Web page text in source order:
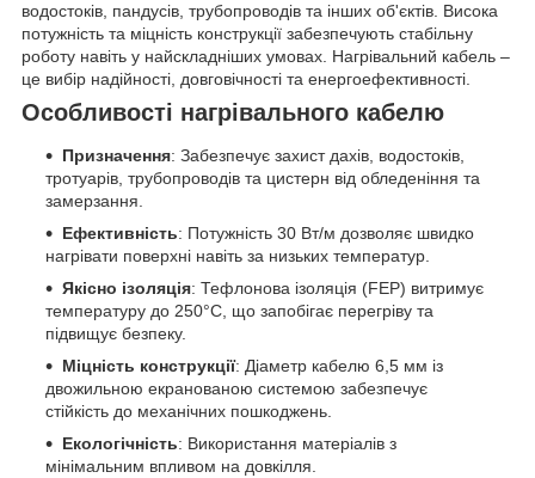
водостоків, пандусів, трубопроводів та інших об'єктів. Висока
потужність та міцність конструкції забезпечують стабільну
роботу навіть у найскладніших умовах. Нагрівальний кабель –
це вибір надійності, довговічності та енергоефективності.
Особливості нагрівального кабелю
Призначення: Забезпечує захист дахів, водостоків,
тротуарів, трубопроводів та цистерн від обледеніння та
замерзання.
Ефективність: Потужність 30 Вт/м дозволяє швидко
нагрівати поверхні навіть за низьких температур.
Якісно ізоляція: Тефлонова ізоляція (FEP) витримує
температуру до 250°C, що запобігає перегріву та
підвищує безпеку.
Міцність конструкції: Діаметр кабелю 6,5 мм із
двожильною екранованою системою забезпечує
стійкість до механічних пошкоджень.
Екологічність: Використання матеріалів з
мінімальним впливом на довкілля.